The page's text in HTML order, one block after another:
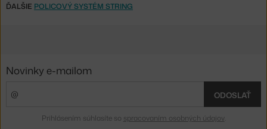
ĎALŠIE POLICOVÝ SYSTÉM STRING
Novinky e-mailom
ODOSLAŤ
Prihlásením súhlasíte so spracovaním osobných údajov.